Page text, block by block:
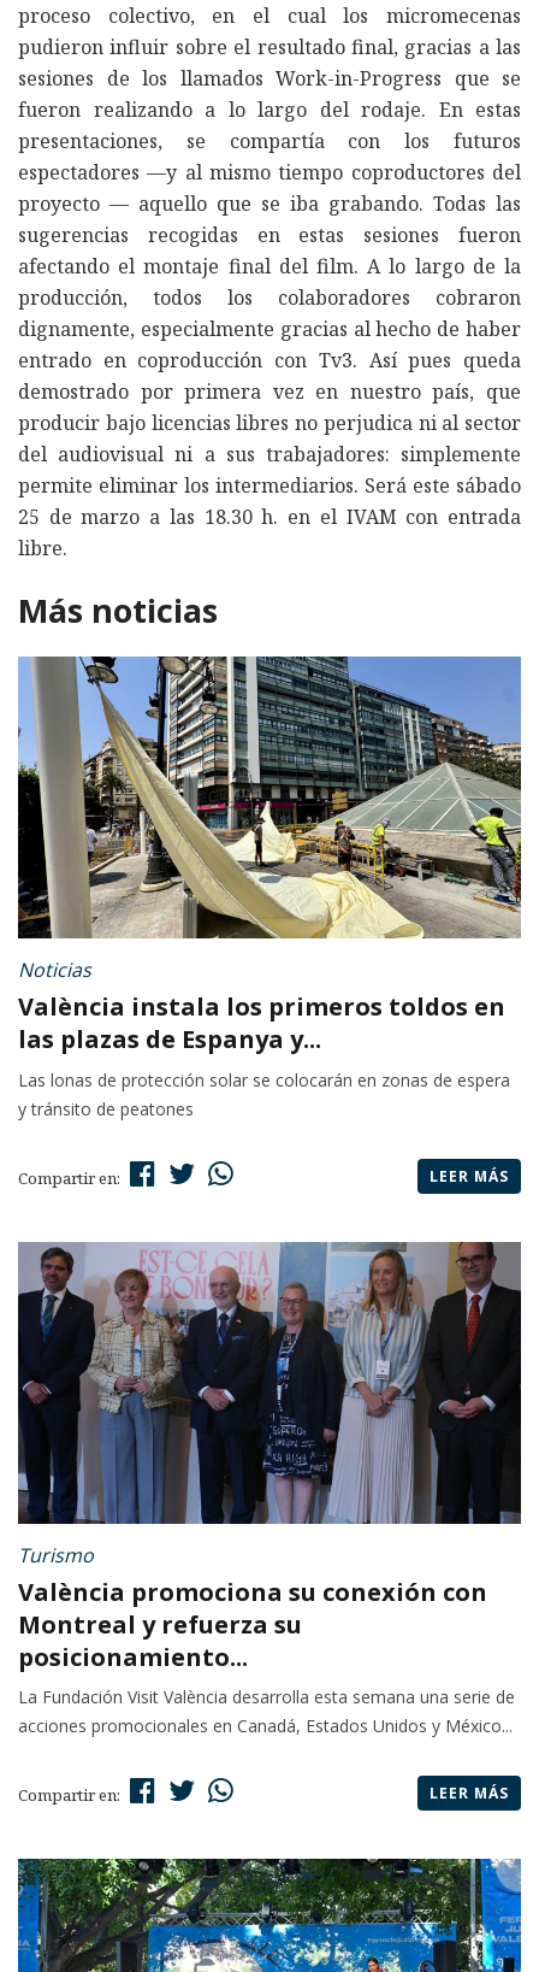
proceso colectivo, en el cual los micromecenas
pudieron influir sobre el resultado final, gracias a las
sesiones de los llamados Work-in-Progress que se
fueron realizando a lo largo del rodaje. En estas
presentaciones, se compartía con los futuros
espectadores —y al mismo tiempo coproductores del
proyecto — aquello que se iba grabando. Todas las
sugerencias recogidas en estas sesiones fueron
afectando el montaje final del film. A lo largo de la
producción, todos los colaboradores cobraron
dignamente, especialmente gracias al hecho de haber
entrado en coproducción con Tv3. Así pues queda
demostrado por primera vez en nuestro país, que
producir bajo licencias libres no perjudica ni al sector
del audiovisual ni a sus trabajadores: simplemente
permite eliminar los intermediarios. Será este sábado
25 de marzo a las 18.30 h. en el IVAM con entrada
libre.
Más noticias
Noticias
València instala los primeros toldos en
las plazas de Espanya y...
Las lonas de protección solar se colocarán en zonas de espera
y tránsito de peatones
Compartir en: LEER MÁS
Turismo
València promociona su conexión con
Montreal y refuerza su
posicionamiento...
La Fundación Visit València desarrolla esta semana una serie de
acciones promocionales en Canadá, Estados Unidos y México...
Compartir en: LEER MÁS